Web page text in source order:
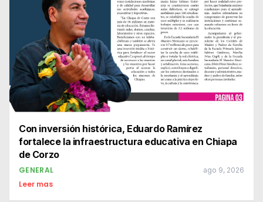
Con inversión histórica, Eduardo Ramírez
fortalece la infraestructura educativa en Chiapa
de Corzo
GENERAL ago 9, 2026
Leer mas